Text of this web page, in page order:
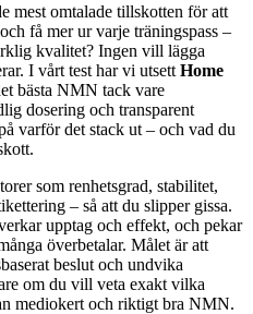
mest omtalade tillskotten för att
få mer ur varje träningspass –
kvalitet? Ingen vill lägga
I vårt test har vi utsett Home
bästa NMN tack vare
dosering och transparent
varför det stack ut – och vad du
som renhetsgrad, stabilitet,
– så att du slipper gissa.
upptag och effekt, och pekar
överbetalar. Målet är att
beslut och undvika
om du vill veta exakt vilka
mediokert och riktigt bra NMN.